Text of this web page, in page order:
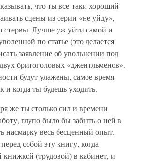
что ты все-таки хороший
сцены из серии «не уйду»,
стервы. Лучше уж уйти самой и
по статье (это делается
заявление об увольнении под
бритоголовых «джентльменов».
будут улажены, самое время
и когда ты будешь уходить.
же ты столько сил и времени
глупо было бы забыть о ней в
насмарку весь бесценный опыт.
собой эту книгу, когда
книжкой (трудовой) в кабинет, и